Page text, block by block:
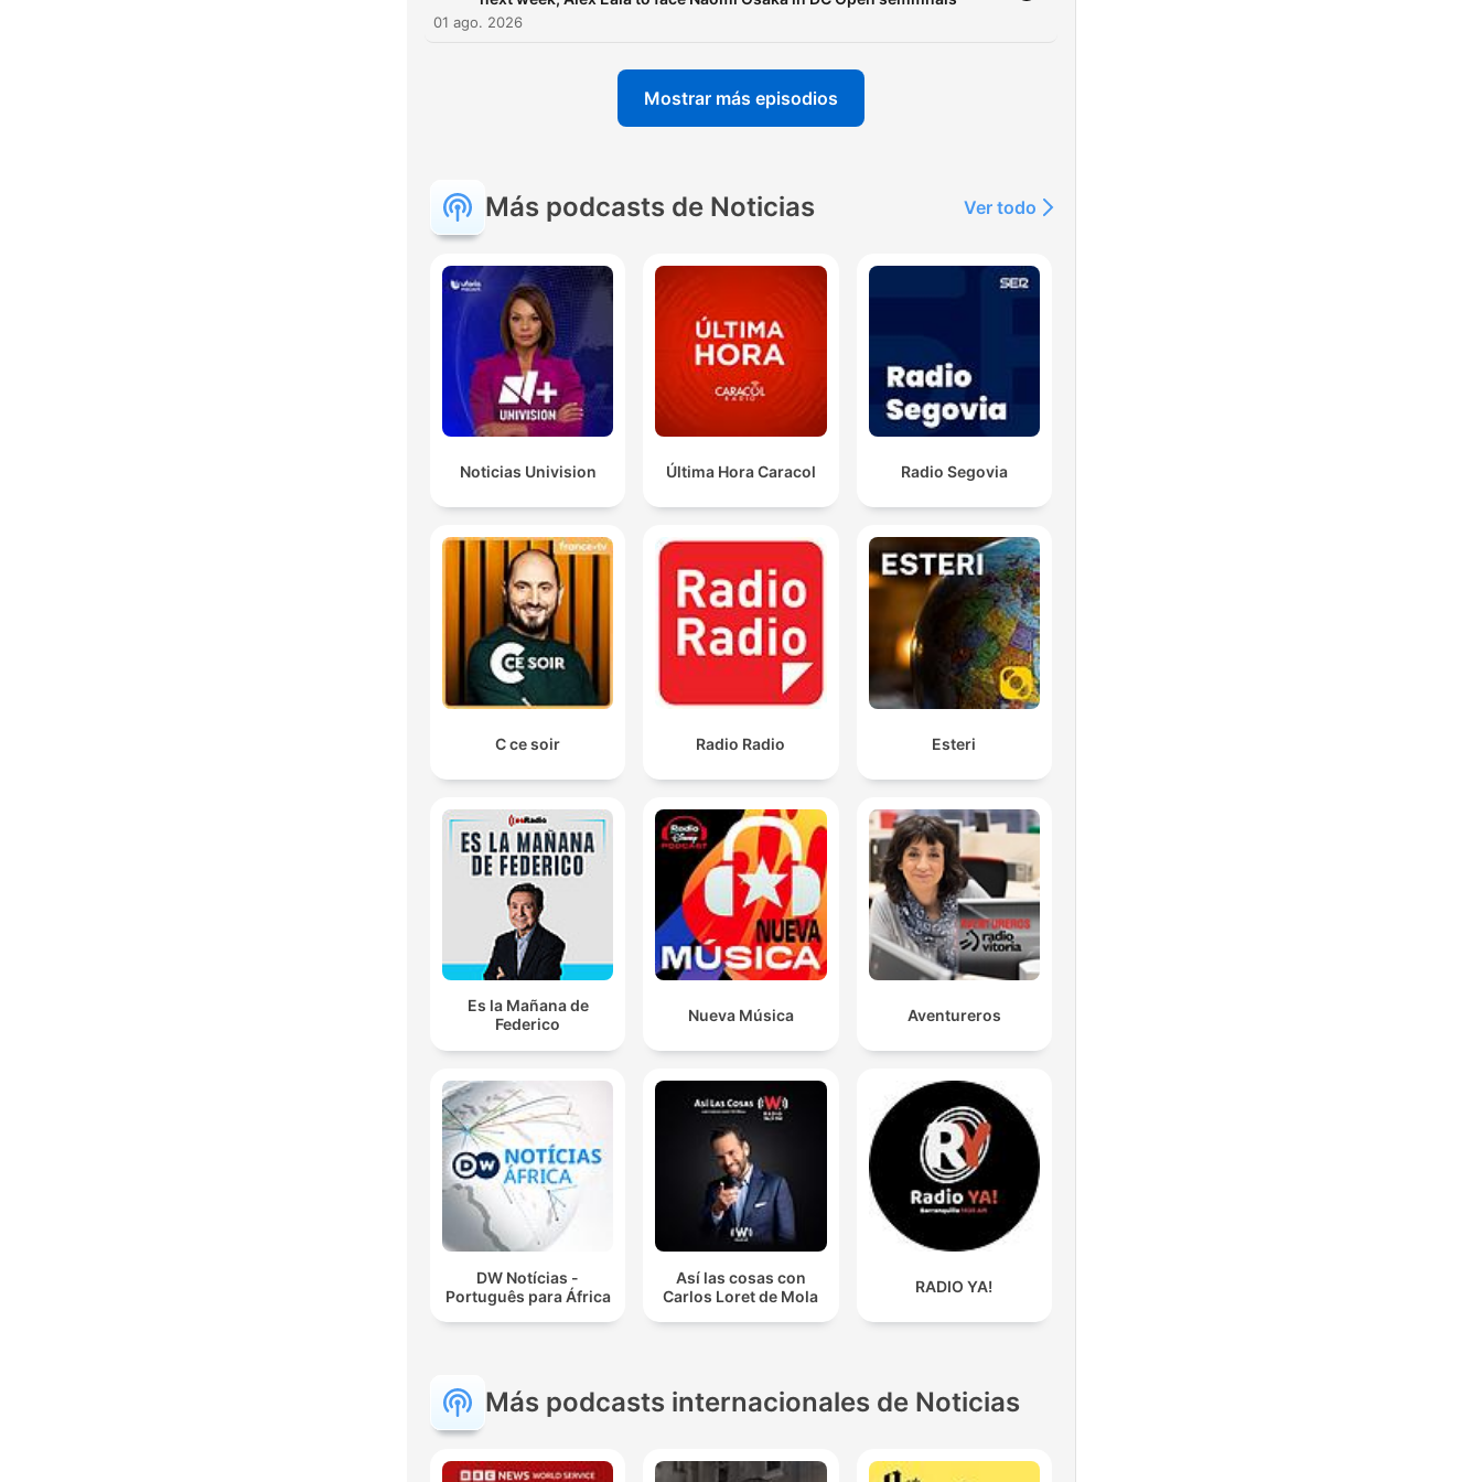
01 ago. 2026
Mostrar más episodios
Más podcasts de Noticias Ver todo
Noticias Univision Última Hora Caracol Radio Segovia
C ce soir Radio Radio Esteri
Es la Mañana de
Federico
Nueva Música Aventureros
DW Notícias -
Português para África
Así las cosas con
Carlos Loret de Mola
RADIO YA!
Más podcasts internacionales de Noticias